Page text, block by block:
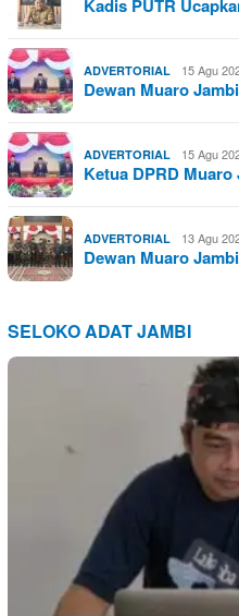
Kadis PUTR
ADVERTORIAL 15 Agu
Dewan Muaro
ADVERTORIAL 15 Agu
Ketua DPRD
ADVERTORIAL 13 Agu
Dewan Muaro
SELOKO ADAT JAMBI